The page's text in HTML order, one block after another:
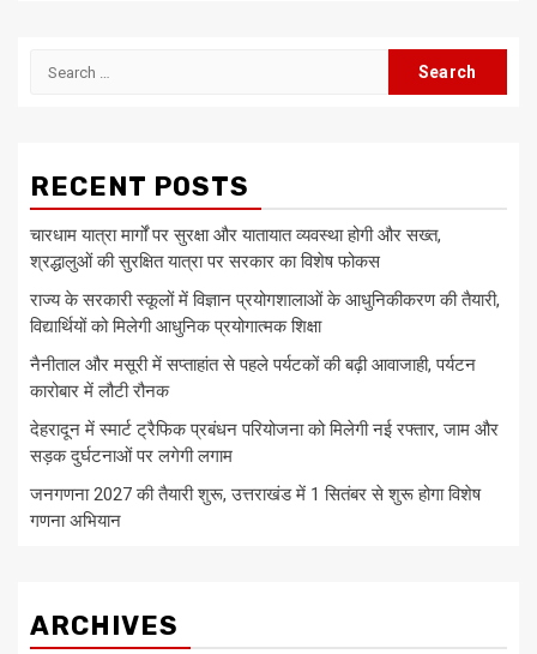
Search
RECENT POSTS
चारधाम यात्रा मार्गों पर सुरक्षा और यातायात व्यवस्था होगी और सख्त,
श्रद्धालुओं की सुरक्षित यात्रा पर सरकार का विशेष फोकस
राज्य के सरकारी स्कूलों में विज्ञान प्रयोगशालाओं के आधुनिकीकरण की तैयारी,
विद्यार्थियों को मिलेगी आधुनिक प्रयोगात्मक शिक्षा
नैनीताल और मसूरी में सप्ताहांत से पहले पर्यटकों की बढ़ी आवाजाही, पर्यटन
कारोबार में लौटी रौनक
देहरादून में स्मार्ट ट्रैफिक प्रबंधन परियोजना को मिलेगी नई रफ्तार, जाम और
सड़क दुर्घटनाओं पर लगेगी लगाम
जनगणना 2027 की तैयारी शुरू, उत्तराखंड में 1 सितंबर से शुरू होगा विशेष
गणना अभियान
ARCHIVES